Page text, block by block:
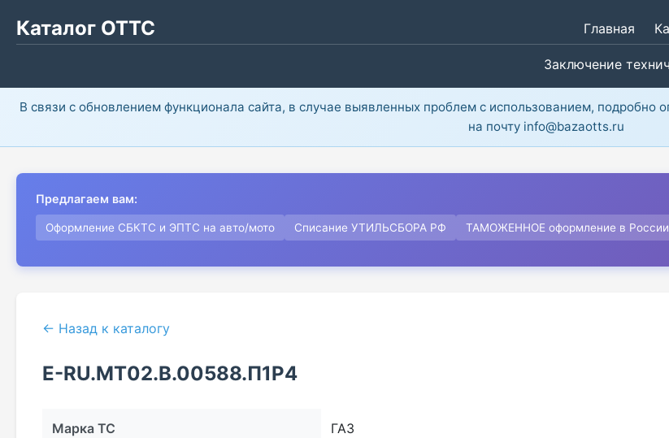
Каталог ОТТС Главная
Заключение
В связи с обновлением функционала сайта, в случае выявленных проблем с использованием,
на почту info@bazaotts.ru
Предлагаем вам:
Оформление СБКТС и ЭПТС на авто/мото Списание УТИЛЬСБОРА РФ ТАМОЖЕННОЕ оформление в России
← Назад к каталогу
E-RU.МТ02.B.00588.П1Р4
Марка ТС ГАЗ